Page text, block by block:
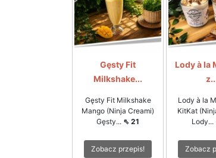
Gęsty Fit
Milkshake...
Gęsty Fit Milkshake
Mango (Ninja Creami)
Gęsty... ⇖ 21
Zobacz przepis!
Lody à la
Lody à la
KitKat
Lody...
Zobacz